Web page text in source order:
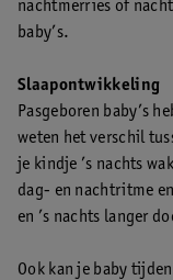
nachtmerries of
baby’s.
Slaapontwikkeling
Pasgeboren baby’s
weten het verschil
je kindje ’s nachts
dag- en nachtritme
en ’s nachts langer
Ook kan je baby